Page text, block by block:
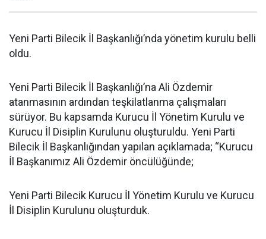
Yeni Parti Bilecik İl Başkanlığı’nda yönetim kurulu belli
oldu.
Yeni Parti Bilecik İl Başkanlığı’na Ali Özdemir
atanmasının ardından teşkilatlanma çalışmaları
sürüyor. Bu kapsamda Kurucu İl Yönetim Kurulu ve
Kurucu İl Disiplin Kurulunu oluşturuldu. Yeni Parti
Bilecik İl Başkanlığından yapılan açıklamada; “Kurucu
İl Başkanımız Ali Özdemir öncülüğünde;
Yeni Parti Bilecik Kurucu İl Yönetim Kurulu ve Kurucu
İl Disiplin Kurulunu oluşturduk.